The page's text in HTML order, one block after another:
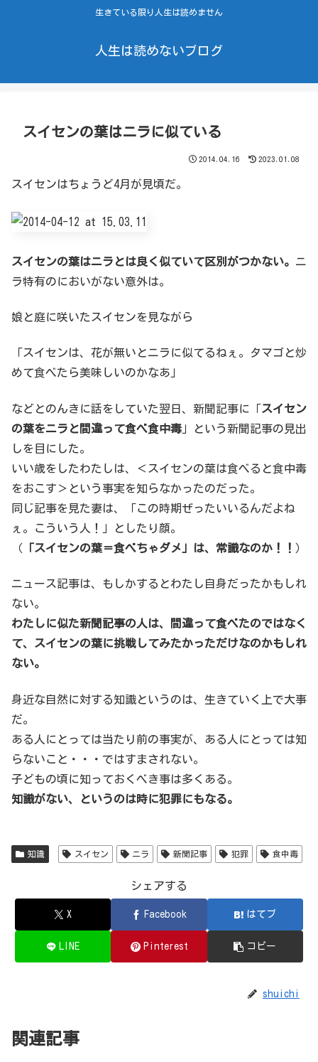
生きている限り人生は読めません
人生は読めないブログ
スイセンの葉はニラに似ている
2014.04.16 2023.01.08
スイセンはちょうど4月が見頃だ。
スイセンの葉はニラとは良く似ていて区別がつかない。 ニ
ラ特有のにおいがない意外は。
娘と庭に咲いたスイセンを見ながら
「スイセンは、花が無いとニラに似てるねぇ。タマゴと炒
めて食べたら美味しいのかなあ」
などとのんきに話をしていた翌日、新聞記事に「スイセン
の葉をニラと間違って食べ食中毒 」という新聞記事の見出
しを目にした。
いい歳をしたわたしは、＜スイセンの葉は食べると食中毒
をおこす＞という事実を知らなかったのだった。
同じ記事を見た妻は、「この時期ぜったいいるんだよね
ぇ。こういう人！」としたり顔。
（ 「スイセンの葉＝食べちゃダメ」は、常識なのか！！ ）
ニュース記事は、もしかするとわたし自身だったかもしれ
ない。
わたしに似た新聞記事の人は、間違って食べたのではなく
て、スイセンの葉に挑戦してみたかっただけなのかもしれ
ない。
身近な自然に対する知識というのは、生きていく上で大事
だ。
ある人にとっては当たり前の事実が、ある人にとっては知
らないこと・・・ではすまされない。
子どもの頃に知っておくべき事は多くある。
知識がない、というのは時に犯罪にもなる。
知識 スイセン ニラ 新聞記事 犯罪 食中毒
シェアする
X Facebook はてブ
LINE Pinterest コピー
shuichi
関連記事